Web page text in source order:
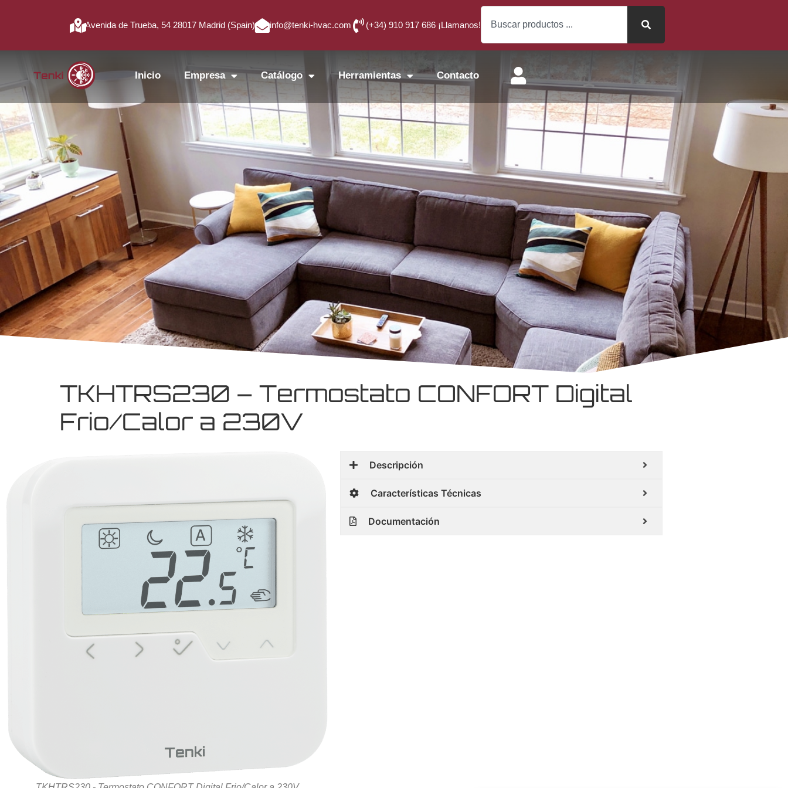
Avenida de Trueba, 54 28017 Madrid (Spain) info@tenki-hvac.com (+34) 910 917 686 ¡Llamanos!
Inicio Empresa Catálogo Herramientas Contacto
TKHTRS230 – Termostato CONFORT Digital
Frio/Calor a 230V
Descripción
Características Técnicas
Documentación